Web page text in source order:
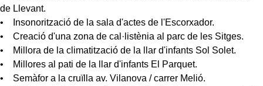
de Llevant.
• Insonorització de la sala d'actes de l'Escorxador.
• Creació d'una zona de cal·listènia al parc de les Sitges.
• Millora de la climatització de la llar d'infants Sol Solet.
• Millores al pati de la llar d'infants El Parquet.
• Semàfor a la cruïlla av. Vilanova / carrer Melió.